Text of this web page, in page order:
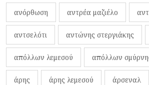
ανόρθωση αντρέα μαζιέλο
αντσελότι αντώνης στεργιάκης
απόλλων λεμεσού απόλλων
άρης άρης λεμεσού άρσεναλ